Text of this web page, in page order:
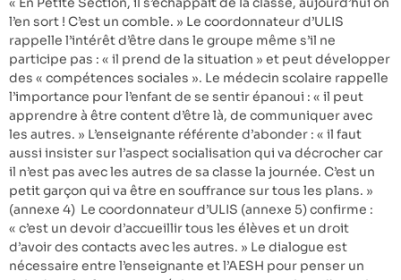
l’en sort ! C’est un comble. » Le coordonnateur d’ULIS
rappelle l’intérêt d’être dans le groupe même s’il ne
participe pas : « il prend de la situation » et peut développer
des « compétences sociales ». Le médecin scolaire rappelle
l’importance pour l’enfant de se sentir épanoui : « il peut
apprendre à être content d’être là, de communiquer avec
les autres. » L’enseignante référente d’abonder : « il faut
aussi insister sur l’aspect socialisation qui va décrocher car
il n’est pas avec les autres de sa classe la journée. C’est un
petit garçon qui va être en souffrance sur tous les plans. »
(annexe 4) Le coordonnateur d’ULIS (annexe 5) confirme :
« c’est un devoir d’accueillir tous les élèves et un droit
d’avoir des contacts avec les autres. » Le dialogue est
nécessaire entre l’enseignante et l’AESH pour penser un